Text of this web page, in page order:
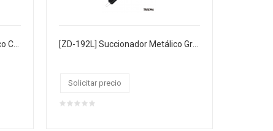
[ZD-192M] Succionador Metálico Chico [ZD-192L] Succionador Metálico Grande
Solicitar precio